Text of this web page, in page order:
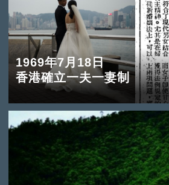
1969年7月18日
香港確立一夫一妻制